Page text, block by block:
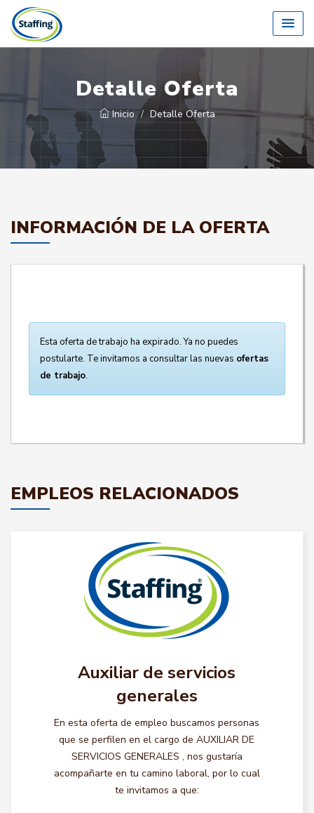
Detalle Oferta
Inicio Detalle Oferta
INFORMACIÓN DE LA OFERTA
Esta oferta de trabajo ha expirado. Ya no puedes
postularte. Te invitamos a consultar las nuevas ofertas
de trabajo.
EMPLEOS RELACIONADOS
Auxiliar de servicios
generales
En esta oferta de empleo buscamos personas
que se perfilen en el cargo de AUXILIAR DE
SERVICIOS GENERALES , nos gustaría
acompañarte en tu camino laboral, por lo cual
te invitamos a que: